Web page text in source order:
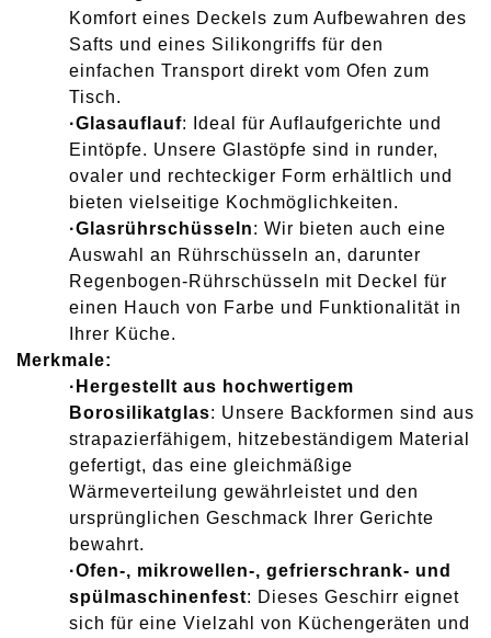
Komfort eines Deckels zum Aufbewahren des
Safts und eines Silikongriffs für den
einfachen Transport direkt vom Ofen zum
Tisch.
·Glasauflauf: Ideal für Auflaufgerichte und
Eintöpfe. Unsere Glastöpfe sind in runder,
ovaler und rechteckiger Form erhältlich und
bieten vielseitige Kochmöglichkeiten.
·Glasrührschüsseln: Wir bieten auch eine
Auswahl an Rührschüsseln an, darunter
Regenbogen-Rührschüsseln mit Deckel für
einen Hauch von Farbe und Funktionalität in
Ihrer Küche.
Merkmale:
· Hergestellt aus hochwertigem
Borosilikatglas: Unsere Backformen sind aus
strapazierfähigem, hitzebeständigem Material
gefertigt, das eine gleichmäßige
Wärmeverteilung gewährleistet und den
ursprünglichen Geschmack Ihrer Gerichte
bewahrt.
·Ofen-, mikrowellen-, gefrierschrank- und
spülmaschinenfest: Dieses Geschirr eignet
sich für eine Vielzahl von Küchengeräten und